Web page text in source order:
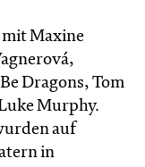
Maxine
Dragons, Tom
Murphy.
auf
in